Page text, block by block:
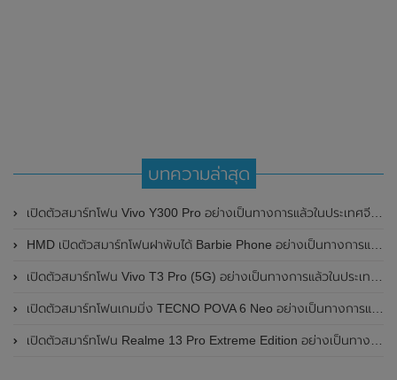
บทความล่าสุด
เปิดตัวสมาร์ทโฟน Vivo Y300 Pro อย่างเป็นทางการแล้วในประเทศจีน มาพร้อมดีไซน์พรีเมี่ยม ทนทาน และแบตเตอรี่สุดอึดขนาดใหญ่ 6,500mAh พร้อมรองรับการชาร์จไว 80W
HMD เปิดตัวสมาร์ทโฟนฝาพับได้ Barbie Phone อย่างเป็นทางการแล้ว มาพร้อมธีมสีชมพูสดใส
เปิดตัวสมาร์ทโฟน Vivo T3 Pro (5G) อย่างเป็นทางการแล้วในประเทศอินเดีย
เปิดตัวสมาร์ทโฟนเกมมิ่ง TECNO POVA 6 Neo อย่างเป็นทางการแล้วในประเทศไทย ในราคา 8,499 บาท
เปิดตัวสมาร์ทโฟน Realme 13 Pro Extreme Edition อย่างเป็นทางการแล้วในประเทศจีน